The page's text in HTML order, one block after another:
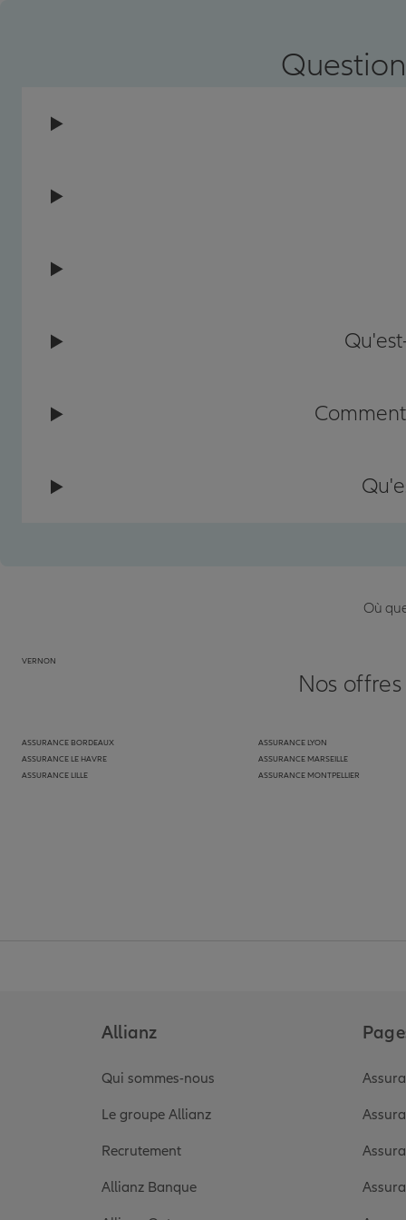
Où
VERNON
Nos
ASSURANCE BORDEAUX
ASSURANCE LE HAVRE
ASSURANCE LILLE
ASSURANCE LYON
ASSURANCE MARSEILLE
ASSURANCE MONTPELLIER
Allianz
Qui sommes-nous
Le groupe Allianz
Recrutement
Allianz Banque